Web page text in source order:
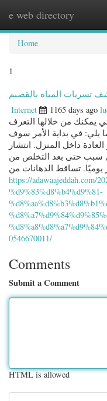
e web directory
Home
1
تسربات المياه بالقصيم
Internet 1165 days ago
يمكنك من خلالها التعرف
يلي: في بداية الأمر سوف
داخل المنزل. انتشار
سبب حتى بعد التخلص من
تساقط الدهانات من
https://adawaajeddah.com/
%d9%83%d8%b4%d9%81-
0546670011/
Comments
Submit a Comment
HTML is allowed